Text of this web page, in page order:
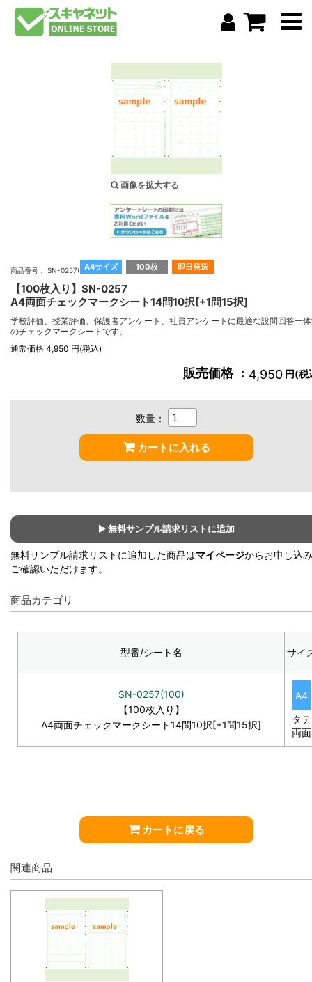
画像を拡大する
A4サイズ 100枚 即日発送
商品番号： SN-0257(100)
【100枚入り】SN-0257
A4両面チェックマークシート14問10択[+1問15択]
学校評価、授業評価、保護者アンケート、社員アンケートに最適な設問回答一
のチェックマークシートです。
通常価格 4,950 円(税込)
販売価格 ： 4,950 円(税
数量：
カートに入れる
無料サンプル請求リストに追加
無料サンプル請求リストに追加した商品はマイページからお申し込
ご確認いただけます。
商品カテゴリ
型番/シート名 サイ
SN-0257(100)
【100枚入り】
A4両面チェックマークシート14問10択[+1問15択]
A4
タテ
両面
カートに戻る
関連商品